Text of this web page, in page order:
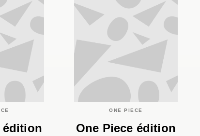
édition
ONE PIECE
One Piece édition